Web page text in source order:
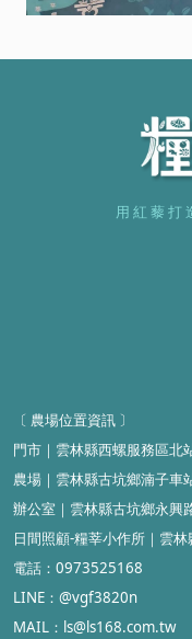
用 紅 藜 打
〔 農場位置資訊 〕
門市 ｜雲林縣西螺服務區北
農場 ｜ 雲林縣古坑鄉湳子車
辦公室 ｜ 雲林縣古坑鄉永興
日間照顧-糧莘小作所 ｜雲
電話：0973525168
LINE：@vgf3820n
MAIL ：ls@ls168.com.tw